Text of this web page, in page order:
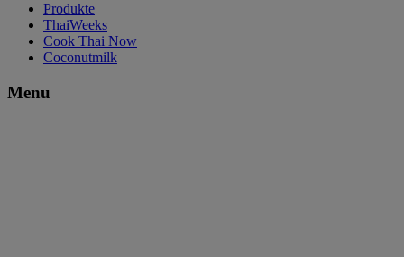
Produkte
ThaiWeeks
Cook Thai Now
Coconutmilk
Menu